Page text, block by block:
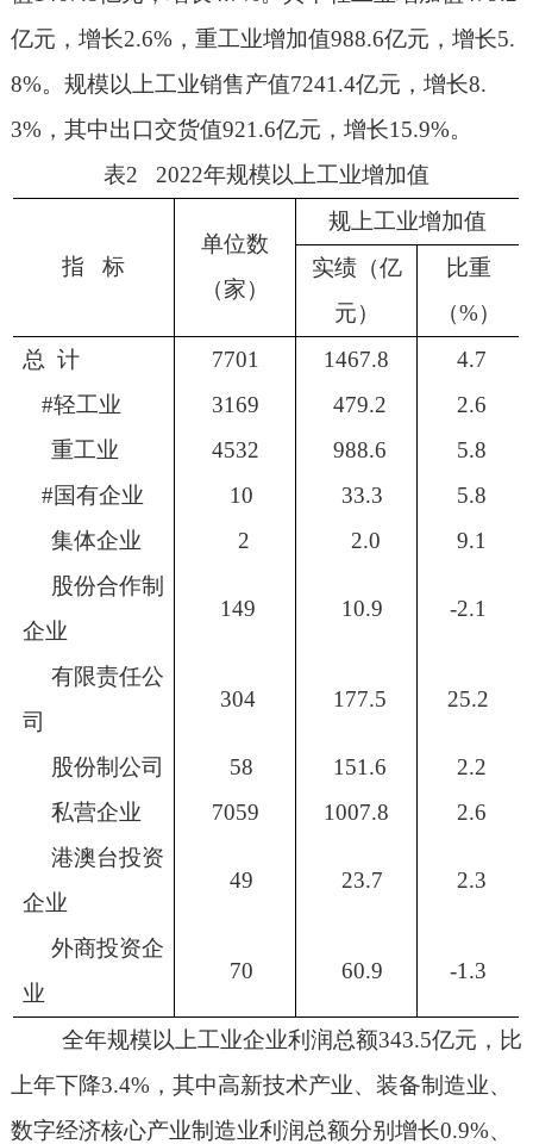
亿元，增长2.6%，重工业增加值988.6亿元，增长5.
8%。规模以上工业销售产值7241.4亿元，增长8.
3%，其中出口交货值921.6亿元，增长15.9%。
表2 2022年规模以上工业增加值
指 标
单位数
（家）
规上工业增加值
实绩（亿
元）
比重
（%）
总 计 7701 1467.8
4.7
#轻工业 3169 479.2
2.6
重工业
4532 988.6
5.8
#国有企业 10 33.3
5.8
集体企业
2 2.0
9.1
股份合作制
企业
149 10.9 -2.1
有限责任公
司
304 177.5 25.2
股份制公司 58 151.6
2.2
私营企业
7059 1007.8
2.6
港澳台投资
企业
49 23.7 2.3
外商投资企
业
70 60.9 -1.3
全年规模以上工业企业利润总额343.5亿元，比
上年下降3.4%，其中高新技术产业、装备制造业、
数字经济核心产业制造业利润总额分别增长0.9%、